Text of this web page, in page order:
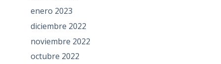
enero 2023
diciembre 2022
noviembre 2022
octubre 2022